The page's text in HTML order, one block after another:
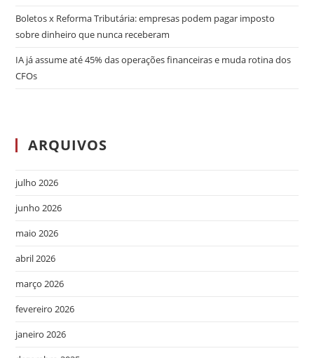
Boletos x Reforma Tributária: empresas podem pagar imposto
sobre dinheiro que nunca receberam
IA já assume até 45% das operações financeiras e muda rotina dos
CFOs
ARQUIVOS
julho 2026
junho 2026
maio 2026
abril 2026
março 2026
fevereiro 2026
janeiro 2026